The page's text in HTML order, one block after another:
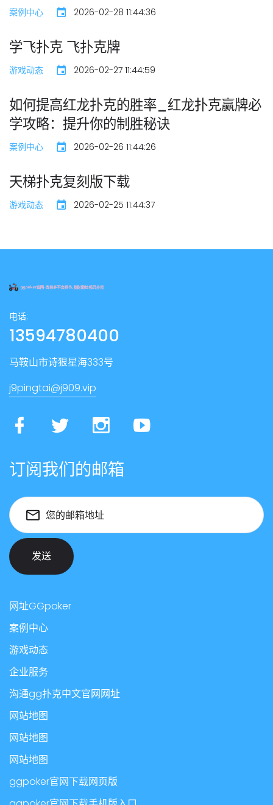
案例中心 2026-02-28 11:44:36
学飞扑克 飞扑克牌
游戏动态 2026-02-27 11:44:59
如何提高红龙扑克的胜率_红龙扑克赢牌必
学攻略：提升你的制胜秘诀
案例中心 2026-02-26 11:44:26
天梯扑克复刻版下载
游戏动态 2026-02-25 11:44:37
电话:
13594780400
马鞍山市诗狠星海333号
j9pingtai@j909.vip
订阅我们的邮箱
您的邮箱地址
发送
网址GGpoker
案例中心
游戏动态
企业服务
沟通gg扑克中文官网网址
网站地图
网站地图
网站地图
ggpoker官网下载网页版